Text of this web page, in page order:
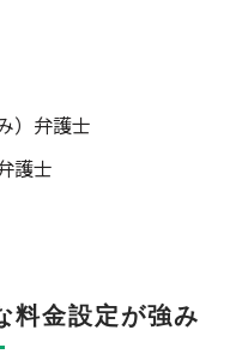
）弁護士
護士
料金設定が強み